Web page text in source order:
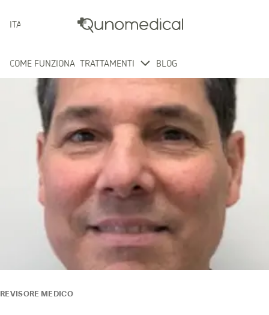
ITALIANO
COME FUNZIONA TRATTAMENTI BLOG
REVISORE MEDICO